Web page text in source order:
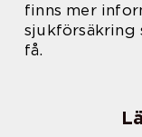
finns mer
sjukförsäkring
få.